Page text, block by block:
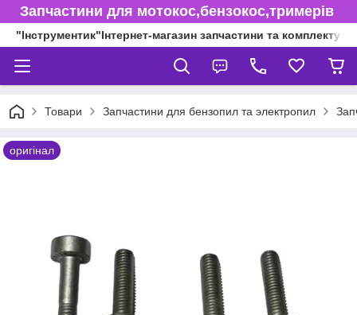
Запчастини для мотокос,бензокос,тримерів
"Інструментик"Інтернет-магазин запчастини та
Товари Запчастини для бензопил та электропил
оригінал